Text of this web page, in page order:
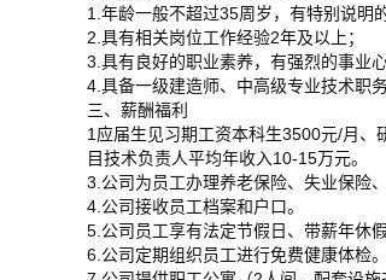
1.年龄一般不超过35周岁，有特别说明
2.具有相关岗位工作经验2年及以上；
3.具有良好的职业素养，有强烈的事业心
4.具备一级建造师、中高级专业技术职
三、薪酬福利
1应届生见习期工资本科生3500元/月
目技术负责人平均年收入10-15万元。
3.公司为员工办理养老保险、失业保险
4.公司接收员工档案和户口。
5.公司员工享有法定节假日、带薪年休
6.公司定期组织员工进行免费健康体检。